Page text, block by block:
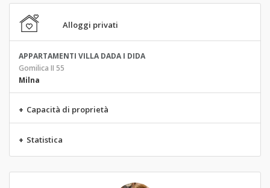
Alloggi privati
APPARTAMENTI VILLA DADA I DIDA
Gomilica II 55
Milna
+ Capacità di proprietà
+ Statistica